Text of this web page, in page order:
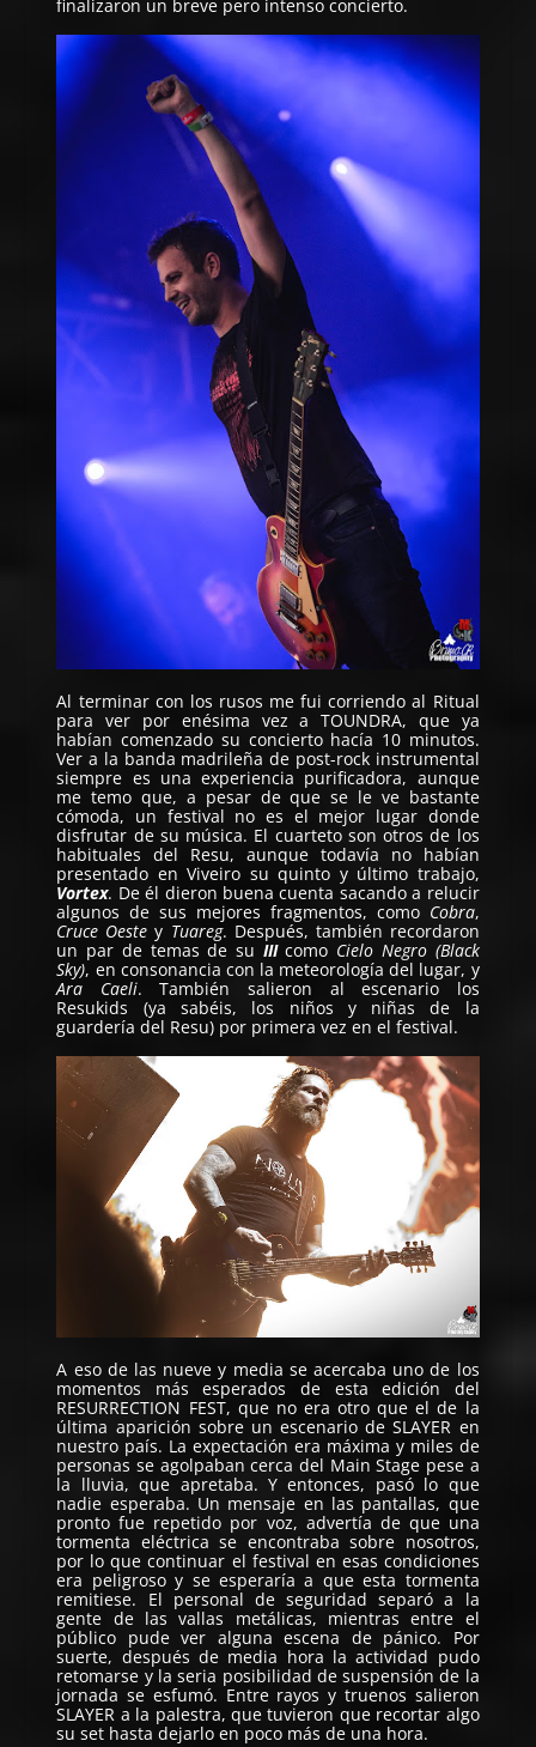
finalizaron un breve pero intenso concierto.
Al terminar con los rusos me fui corriendo al Ritual
para ver por enésima vez aTOUNDRA, que ya
habían comenzado su concierto hacía 10 minutos.
Ver a la banda madrileña de post-rock instrumental
siempre es una experiencia purificadora, aunque
me temo que, a pesar de que se le ve bastante
cómoda, un festival no es el mejor lugar donde
disfrutar de su música. El cuarteto son otros de los
habituales del Resu, aunque todavía no habían
presentado en Viveiro su quinto y último trabajo,
Vortex. De él dieron buena cuenta sacando a relucir
algunos de sus mejores fragmentos, como Cobra,
Cruce Oeste y Tuareg. Después, también recordaron
un par de temas de su IIIcomo Cielo Negro (Black
Sky), en consonancia con la meteorología del lugar, y
Ara Caeli. También salieron al escenario los
Resukids (ya sabéis, los niños y niñas de la
guardería del Resu) por primera vez en el festival.
A eso de las nueve y media se acercaba uno de los
momentos más esperados de esta edición del
RESURRECTION FEST, que no era otro que el de la
última aparición sobre un escenario deSLAYER en
nuestro país. La expectación era máxima y miles de
personas se agolpaban cerca del Main Stage pese a
la lluvia, que apretaba. Y entonces, pasó lo que
nadie esperaba. Un mensaje en las pantallas, que
pronto fue repetido por voz, advertía de que una
tormenta eléctrica se encontraba sobre nosotros,
por lo que continuar el festival en esas condiciones
era peligroso y se esperaría a que esta tormenta
remitiese. El personal de seguridad separó a la
gente de las vallas metálicas, mientras entre el
público pude ver alguna escena de pánico. Por
suerte, después de media hora la actividad pudo
retomarse y la seria posibilidad de suspensión de la
jornada se esfumó. Entre rayos y truenos salieron
SLAYER a la palestra, que tuvieron que recortar algo
su set hasta dejarlo en poco más de una hora.